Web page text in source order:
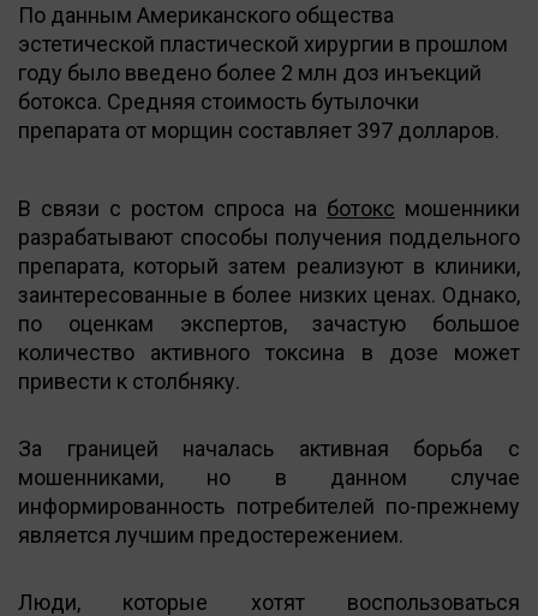
По данным Американского общества
эстетической пластической хирургии в прошлом
году было введено более 2 млн доз инъекций
ботокса. Средняя стоимость бутылочки
препарата от морщин составляет 397 долларов.
В связи с ростом спроса на ботокс мошенники
разрабатывают способы получения поддельного
препарата, который затем реализуют в клиники,
заинтересованные в более низких ценах. Однако,
по оценкам экспертов, зачастую большое
количество активного токсина в дозе может
привести к столбняку.
За границей началась активная борьба с
мошенниками, но в данном случае
информированность потребителей по-прежнему
является лучшим предостережением.
Люди, которые хотят воспользоваться